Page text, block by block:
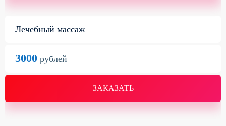
Лечебный массаж
ЗАКАЗАТЬ
3000 рублей